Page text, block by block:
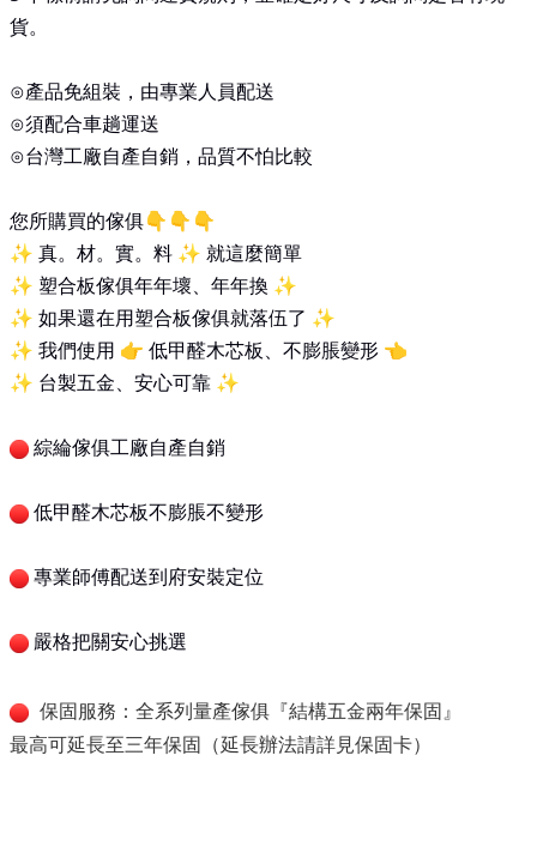
貨。
⊙產品免組裝，由專業人員配送
⊙須配合車趟運送
⊙台灣工廠自產自銷，品質不怕比較
您所購買的傢俱👇👇👇
✨ 真。材。實。料 ✨ 就這麼簡單
✨ 塑合板傢俱年年壞、年年換 ✨
✨ 如果還在用塑合板傢俱就落伍了 ✨
✨ 我們使用 👉 低甲醛木芯板、不膨脹變形 👈
✨ 台製五金、安心可靠 ✨
綜綸傢俱工廠自產自銷
低甲醛木芯板不膨脹不變形
專業師傅配送到府安裝定位
嚴格把關安心挑選
保固服務：全系列量產傢俱『結構五金兩年保固』
最高可延長至三年保固（延長辦法請詳見保固卡）